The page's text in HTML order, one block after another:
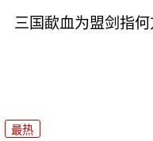
三国歃血为盟剑指何
最热